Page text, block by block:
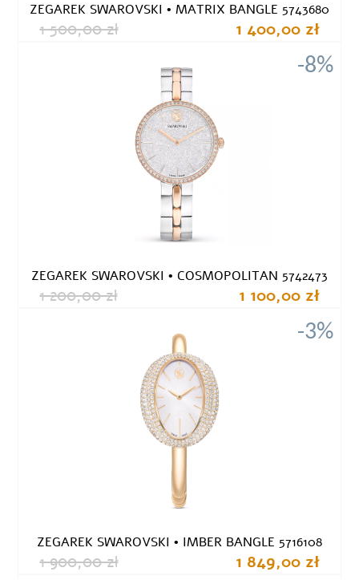
ZEGAREK SWAROVSKI • MATRIX BANGLE 5743680
1 500,00 zł 1 400,00 zł
-8%
ZEGAREK SWAROVSKI • COSMOPOLITAN 5742473
1 200,00 zł 1 100,00 zł
-3%
ZEGAREK SWAROVSKI • IMBER BANGLE 5716108
1 900,00 zł 1 849,00 zł